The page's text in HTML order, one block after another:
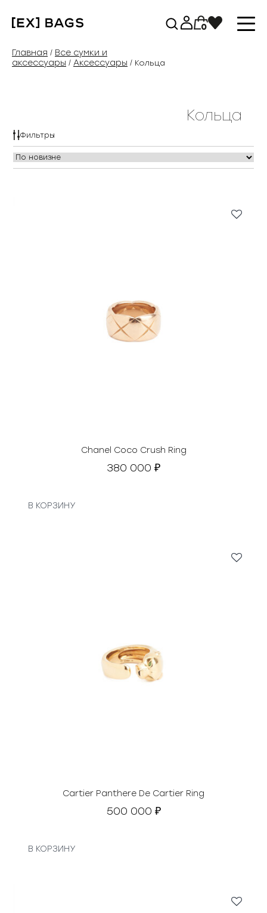
содержимому
0
Главная / Все сумки и
аксессуары / Аксессуары / Кольца
Кольца
Фильтры
Chanel Coco Crush Ring
380 000 ₽
В КОРЗИНУ
Cartier Panthere De Cartier Ring
500 000 ₽
В КОРЗИНУ